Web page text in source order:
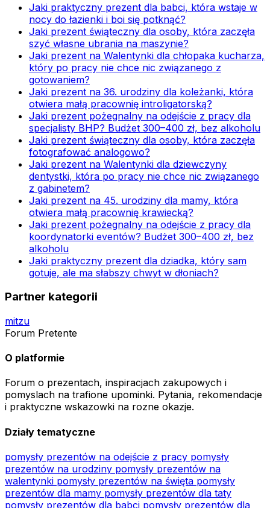
Jaki praktyczny prezent dla babci, która wstaje w
nocy do łazienki i boi się potknąć?
Jaki prezent świąteczny dla osoby, która zaczęła
szyć własne ubrania na maszynie?
Jaki prezent na Walentynki dla chłopaka kucharza,
który po pracy nie chce nic związanego z
gotowaniem?
Jaki prezent na 36. urodziny dla koleżanki, która
otwiera małą pracownię introligatorską?
Jaki prezent pożegnalny na odejście z pracy dla
specjalisty BHP? Budżet 300–400 zł, bez alkoholu
Jaki prezent świąteczny dla osoby, która zaczęła
fotografować analogowo?
Jaki prezent na Walentynki dla dziewczyny
dentystki, która po pracy nie chce nic związanego
z gabinetem?
Jaki prezent na 45. urodziny dla mamy, która
otwiera małą pracownię krawiecką?
Jaki prezent pożegnalny na odejście z pracy dla
koordynatorki eventów? Budżet 300–400 zł, bez
alkoholu
Jaki praktyczny prezent dla dziadka, który sam
gotuje, ale ma słabszy chwyt w dłoniach?
Partner kategorii
mitzu
Forum Pretente
O platformie
Forum o prezentach, inspiracjach zakupowych i
pomyslach na trafione upominki. Pytania, rekomendacje
i praktyczne wskazowki na rozne okazje.
Działy tematyczne
pomysły prezentów na odejście z pracy pomysły
prezentów na urodziny pomysły prezentów na
walentynki pomysły prezentów na święta pomysły
prezentów dla mamy pomysły prezentów dla taty
pomysły prezentów dla babci pomysły prezentów dla